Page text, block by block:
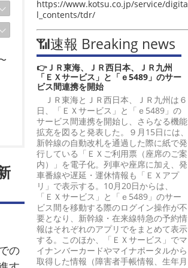
の
https://www.kotsu.co.jp/service/digita
l_contents/tdr/
📶速報 Breaking news
👉ＪＲ東海、ＪＲ西日本、ＪＲ九州
「ＥＸサービス」と「ｅ5489」のサー
ビス間連携を開始
ＪＲ東海とＪＲ西日本、ＪＲ九州は６
日、「ＥＸサービス」と「ｅ5489」の
サービス間連携を開始し、さらなる機能
拡充を図ると発表した。９月15日には、
新幹線の自動改札を通過した際に紙で発
行している「ＥＸご利用票（座席のご案
内）」を電子化。列車や座席に加え、発
車番線や遅延・運休情報も「ＥＸアプ
リ」で表示する。10月20日からは、
「ＥＸサービス」と「ｅ5489」のサー
ビス間を移動する際のログイン操作が不
要となり、新幹線・在来線特急の予約情
報はそれぞれのアプリでをまとめて表示
する。このほか、「ＥＸサービス」でマ
イナンバーカードやマイナポータルから
取得した情報（障害者手帳情報、生年月